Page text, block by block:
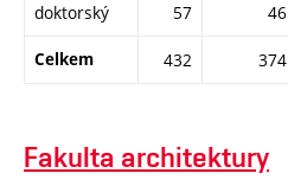
doktorský 57 46
Celkem 432 374
Fakulta architektury